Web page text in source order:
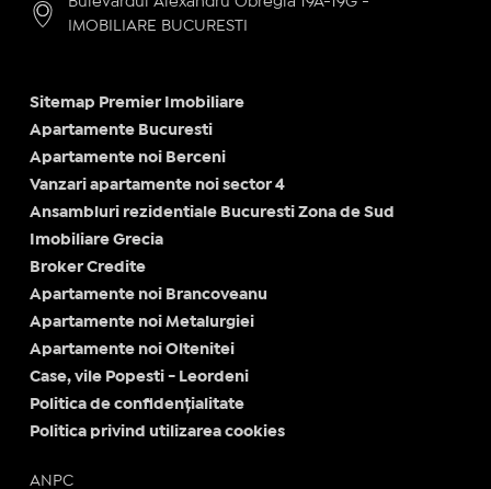
IMOBILIARE BUCURESTI
Sitemap Premier Imobiliare
Apartamente Bucuresti
Apartamente noi Berceni
Vanzari apartamente noi sector 4
Ansambluri rezidentiale Bucuresti Zona de Sud
Imobiliare Grecia
Broker Credite
Apartamente noi Brancoveanu
Apartamente noi Metalurgiei
Apartamente noi Oltenitei
Case, vile Popesti - Leordeni
Politica de confidențialitate
Politica privind utilizarea cookies
ANPC